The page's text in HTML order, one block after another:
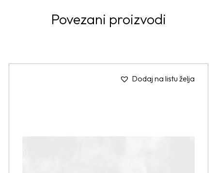
Povezani proizvodi
Dodaj na listu želja